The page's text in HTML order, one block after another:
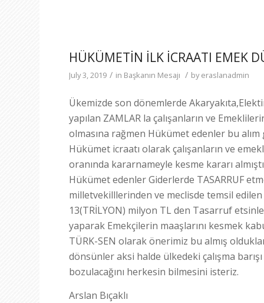
HÜKÜMETİN İLK İCRAATI EMEK
July 3, 2019 / in Başkanın Mesajı / byeraslanadmin
Ükemizde son dönemlerde
yapılan ZAMLAR la çalışanların ve
olmasına rağmen Hükümet edenler bu
Hükümet icraatı olarak çalışanların ve
oranında kararnameyle kesme kararı
Hükümet edenler Giderlerde TASARRUF
milletvekilllerinden ve meclisde temsil
13(TRİLYON) milyon TL den Tasarruf
yaparak Emekçilerin maaşlarını kesmek
TÜRK-SEN olarak önerimiz bu almış
dönsünler aksi halde ülkedeki çalışma
bozulacağını herkesin bilmesini isteriz.
Arslan Bıçaklı